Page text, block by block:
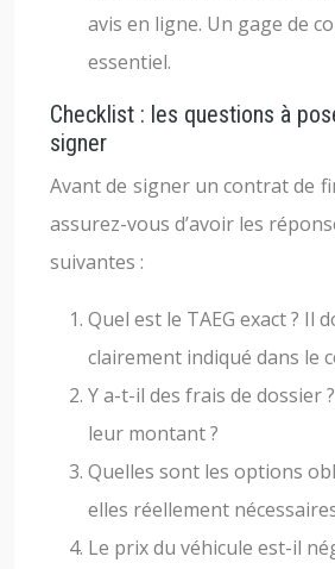
avis en ligne. Un gage de
essentiel.
Checklist : les questions à
signer
Avant de signer un contrat de
assurez-vous d’avoir les
suivantes :
Quel est le TAEG exact ? Il
clairement indiqué dans le
Y a-t-il des frais de dossier
leur montant ?
Quelles sont les options
elles réellement
Le prix du véhicule est-il